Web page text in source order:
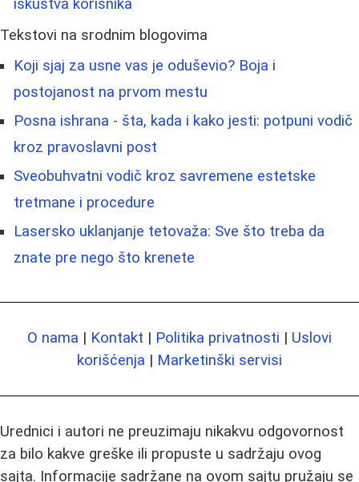
iskustva korisnika
Tekstovi na srodnim blogovima
Koji sjaj za usne vas je oduševio? Boja i
postojanost na prvom mestu
Posna ishrana - šta, kada i kako jesti: potpuni vodič
kroz pravoslavni post
Sveobuhvatni vodič kroz savremene estetske
tretmane i procedure
Lasersko uklanjanje tetovaža: Sve što treba da
znate pre nego što krenete
O nama | Kontakt | Politika privatnosti | Uslovi
korišćenja | Marketinški servisi
Urednici i autori ne preuzimaju nikakvu odgovornost
za bilo kakve greške ili propuste u sadržaju ovog
sajta. Informacije sadržane na ovom sajtu pružaju se